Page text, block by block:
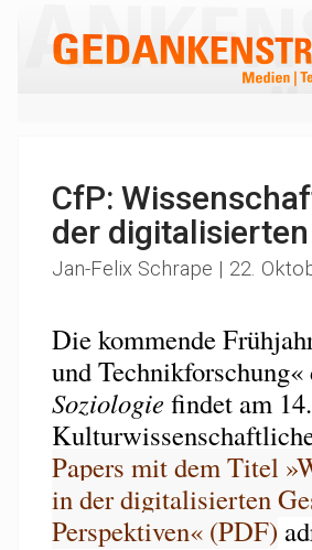
CfP:
der
Jan-Felix Schrape | 22.
Die kommende
und Technikforschung«
Soziologie findet am
Papers mit dem Titel
in der digitalisierten
Perspektiven« (PDF)